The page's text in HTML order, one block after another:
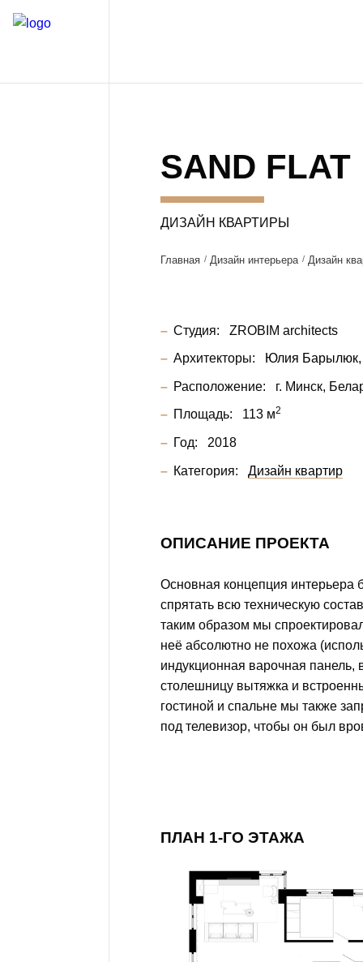
SAND FLAT
ДИЗАЙН КВАРТИРЫ
Главная Дизайн интерьера Дизайн
Студия: ZROBIM architects
Архитекторы: Юлия Барылюк
Расположение: г. Минск,
Площадь: 113 м2
Год: 2018
Категория: Дизайн квартир
ОПИСАНИЕ ПРОЕКТА
Основная концепция интерьера
спрятать всю техническую
таким образом мы
неё абсолютно не похожа
индукционная варочная панель,
столешницу вытяжка и
гостиной и спальне мы также
под телевизор, чтобы он был
ПЛАН 1-ГО ЭТАЖА